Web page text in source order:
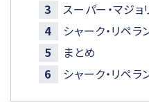
スーパー・マジ
シャーク・リペ
まとめ
シャーク・リペ